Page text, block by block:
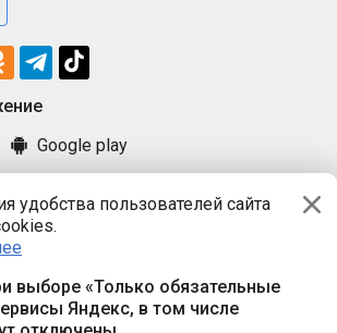
удобства пользователей сайта
выборе «Только обязательные
Яндекс, в том числе
Google play
предложений
ООО «ПРАЦА БАЙ»
220114, г. Минск, пр-т Независимости